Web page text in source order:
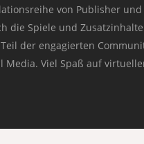
von Publisher und
die Spiele und
der engagierten
Media. Viel Spaß auf